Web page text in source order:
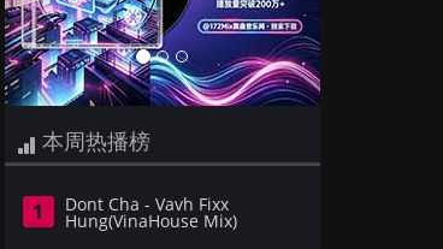
本周热播榜
1 Dont Cha - Vavh Fixx
Hung(VinaHouse Mix)